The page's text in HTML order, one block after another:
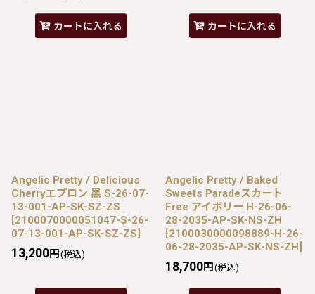
カートに入れる カートに入れる
Angelic Pretty / Delicious
Cherryエプロン 黒 S-26-07-
13-001-AP-SK-SZ-ZS
[2100070000051047-S-26-
07-13-001-AP-SK-SZ-ZS]
13,200円 (税込)
Angelic Pretty / Baked
Sweets Paradeスカート
Free アイボリー H-26-06-
28-2035-AP-SK-NS-ZH
[2100030000098889-H-26-
06-28-2035-AP-SK-NS-ZH]
18,700円 (税込)